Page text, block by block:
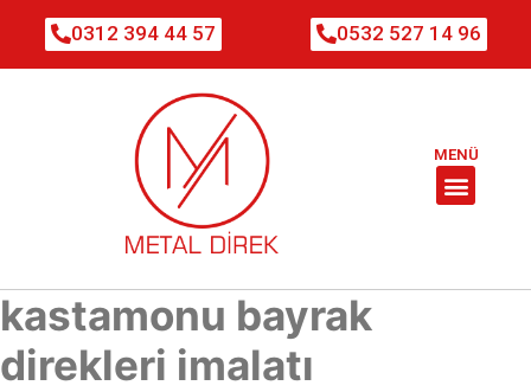
0312 394 44 57 0532 527 14 96
MENÜ
kastamonu bayrak
direkleri imalatı